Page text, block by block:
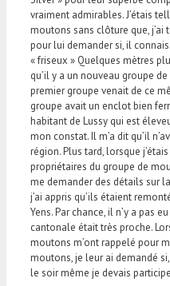
vraiment admirables. J’étais
moutons sans clôture que,
pour lui demander si, il
« friseux » Quelques mètres
qu’il y a un nouveau groupe
premier groupe venait de ce
groupe avait un enclot bien
habitant de Lussy qui est
mon constat. Il m’a dit qu’il
région. Plus tard, lorsque
propriétaires du groupe de
me demander des détails sur
j’ai appris qu’ils étaient
Yens. Par chance, il n’y a pas
cantonale était très proche.
moutons m’ont rappelé pour
moutons, je leur ai demandé
le soir même je devais